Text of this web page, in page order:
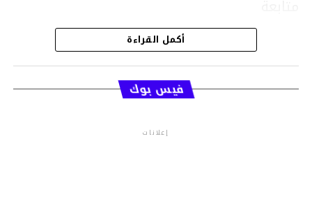
قسم الاخبار
أكمل القراءة
فيس بوك
إعلانات